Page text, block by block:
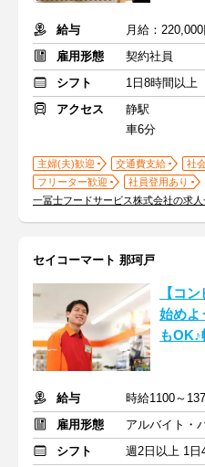
給与
月給：
雇用形態
契約社員
シフト
1日8時間以上
アクセス
静駅
車6分
主婦(夫)歓迎 交通費支給
社
フリーター歓迎
社員登用あり
一冨士フードサービス株式会社の求人
セイコーマート 那珂戸
【コ
始めよ
もOK♪
給与
時給1100～
雇用形態
アルバイト・
シフト
週2日以上 1日